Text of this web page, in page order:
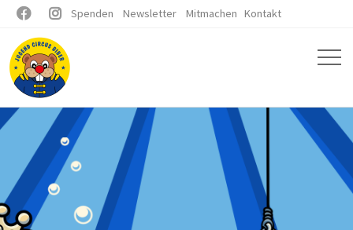
  Spenden Newsletter Mitmachen Kontakt